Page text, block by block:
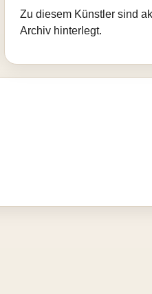
Zu diesem Künstler sind
Archiv hinterlegt.